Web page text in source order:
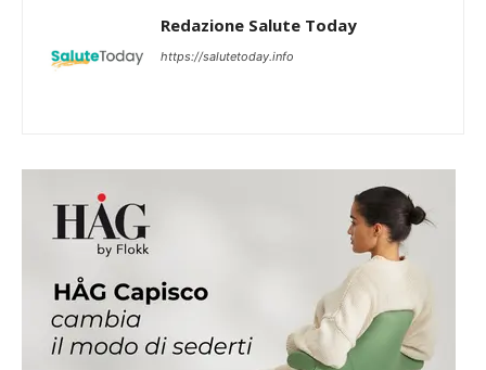
Redazione Salute Today
https://salutetoday.info